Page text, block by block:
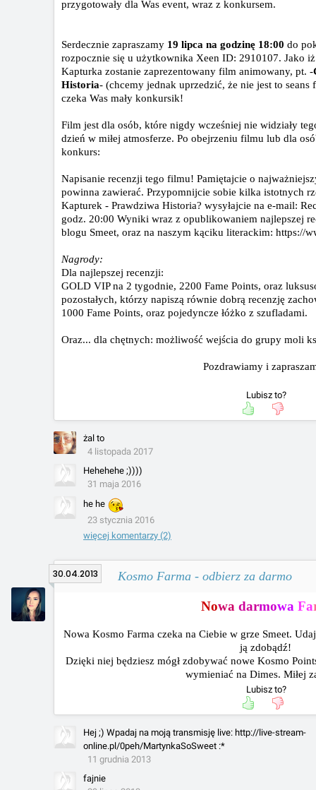
przygotowały dla Was event, wraz z konkursem.
Serdecznie zapraszamy 19 lipca na godzinę 18:00 do
rozpocznie się u użytkownika Xeen ID: 2910107. Jako
Kapturka zostanie zaprezentowany film animowany, pt. -
Historia- (chcemy jednak uprzedzić, że nie jest to
czeka Was mały konkursik!
Film jest dla osób, które nigdy wcześniej nie widziały
dzień w miłej atmosferze. Po obejrzeniu filmu lub dla
konkurs:
Napisanie recenzji tego filmu! Pamiętajcie o
powinna zawierać. Przypomnijcie sobie kilka istotnych
Kapturek - Prawdziwa Historia? wysyłajcie na e-mail:
godz. 20:00 Wyniki wraz z opublikowaniem najlepszej
blogu Smeet, oraz na naszym kąciku literackim: https://
Nagrody:
Dla najlepszej recenzji:
GOLD VIP na 2 tygodnie, 2200 Fame Points, oraz
pozostałych, którzy napiszą równie dobrą recenzję
1000 Fame Points, oraz pojedyncze łóżko z szufladami.
Oraz... dla chętnych: możliwość wejścia do grupy moli
Pozdrawiamy i
Lubisz to?
żal to
4 listopada 2017
Hehehehe ;))))
31 maja 2016
he he
23 stycznia 2016
więcej komentarzy (2)
30.04.2013 Kosmo Farma - odbierz za darmo
Nowa darmowa Fa
Nowa Kosmo Farma czeka na Ciebie w grze Smeet.
ją zdobądź!
Dzięki niej będziesz mógł zdobywać nowe Kosmo
wymieniać na Dimes. Miłej
Lubisz to?
Hej ;) Wpadaj na moją transmisję live: http://live-stream-
online.pl/0peh/MartynkaSoSweet :*
11 grudnia 2013
fajnie